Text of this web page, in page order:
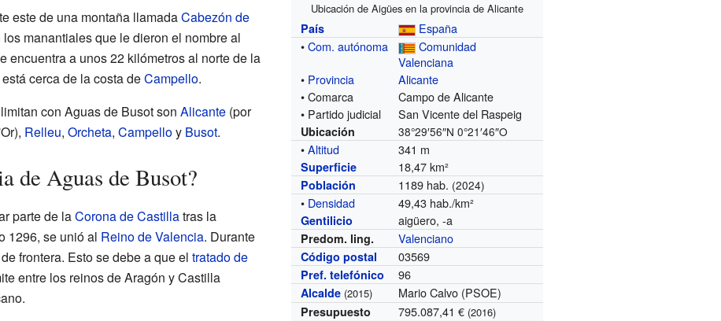
Ubicación de Aigües en la provincia de Alicante
País
España
•Com. autónoma
Comunidad
Valenciana
• Provincia
Alicante
• Comarca
Campo de Alicante
• Partido judicial
San Vicente del Raspeig
Ubicación 38°29′56″N 0°21′46″O
•Altitud 341 m
Superficie 18,47 km²
Población 1189 hab. (2024)
• Densidad 49,43 hab./km²
Gentilicio aigüero, -a
Predom. ling. Valenciano
Código postal 03569
Pref. telefónico 96
Alcalde (2015) Mario Calvo (PSOE)
Presupuesto 795.087,41 € (2016)
este de una montaña llamadaCabezón de
manantiales que le dieron el nombre al
encuentra a unos 22 kilómetros al norte de la
cerca de la costa deCampello.
con Aguas de Busot son Alicante(por
Relleu, Orcheta, Campelloy Busot.
de Aguas de Busot?
parte de laCorona de Castillatras la
1296, se unió al Reino de Valencia. Durante
frontera. Esto se debe a que el tratado de
entre los reinos de Aragón y Castilla